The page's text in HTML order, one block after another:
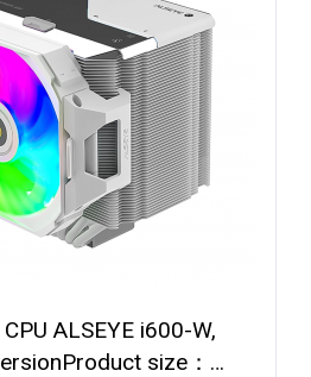
ALSEYE i600-W,
size：